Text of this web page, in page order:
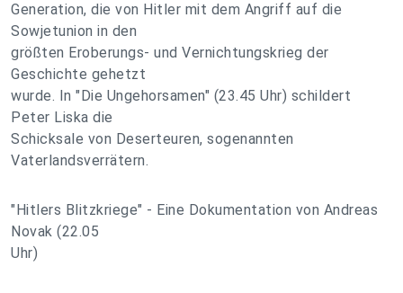
Generation, die von Hitler mit dem Angriff auf die
Sowjetunion in den
größten Eroberungs- und Vernichtungskrieg der
Geschichte gehetzt
wurde. In "Die Ungehorsamen" (23.45 Uhr) schildert
Peter Liska die
Schicksale von Deserteuren, sogenannten
Vaterlandsverrätern.
"Hitlers Blitzkriege" - Eine Dokumentation von Andreas
Novak (22.05
Uhr)